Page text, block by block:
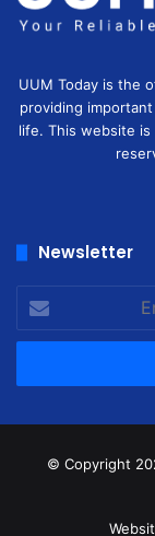
UUM Today is the
providing
life. This website
Newsletter
your
Email
© Copyright